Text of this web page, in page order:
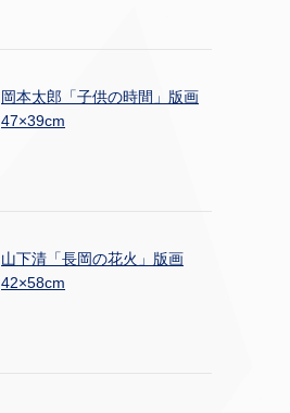
岡本太郎「子供の時間」版画
47×39cm
山下清「長岡の花火」版画
42×58cm